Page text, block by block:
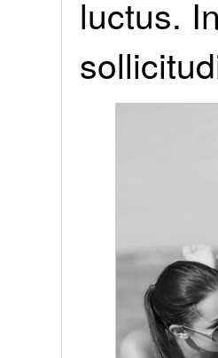
luctus.